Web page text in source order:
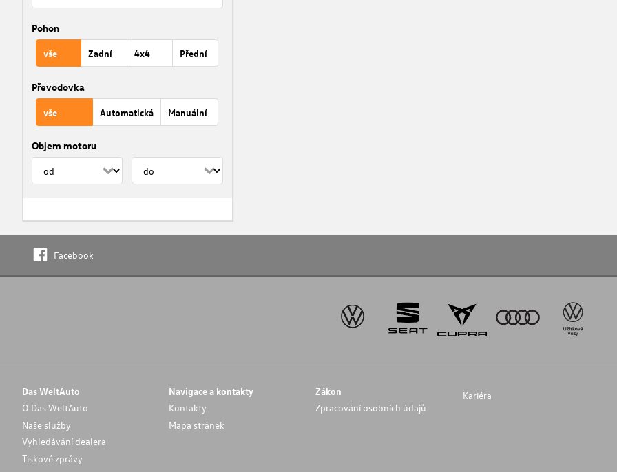
Pohon
vše Zadní 4x4 Přední
Převodovka
vše Automatická Manuální
Objem motoru
Facebook
Das WeltAuto
O Das WeltAuto
Naše služby
Vyhledávání dealera
Tiskové zprávy
Navigace a kontakty
Kontakty
Mapa stránek
Zákon
Zpracování osobních údajů
Kariéra